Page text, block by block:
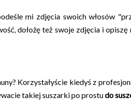
mi zdjęcia swoich włosów
dołożę też swoje zdjęcia i
Korzystałyście kiedyś z
takiej suszarki po prostudo